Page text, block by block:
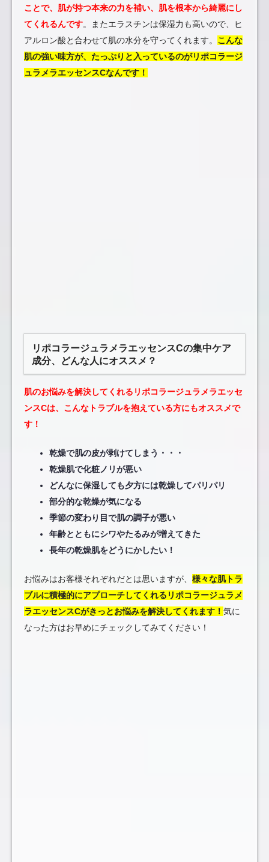
ことで、肌が持つ本来の力を補い、肌を根本から綺麗にし
てくれるんです。またエラスチンは保湿力も高いので、ヒ
アルロン酸と合わせて肌の水分を守ってくれます。 こんな
肌の強い味方が、たっぷりと入っているのがリポコラージ
ュラメラエッセンスCなんです！
リポコラージュラメラエッセンスCの集中ケア
成分、どんな人にオススメ？
肌のお悩みを解決してくれるリポコラージュラメラエッセ
ンスCは、こんなトラブルを抱えている方にもオススメで
す！
乾燥で肌の皮が剥けてしまう・・・
乾燥肌で化粧ノリが悪い
どんなに保湿しても夕方には乾燥してパリパリ
部分的な乾燥が気になる
季節の変わり目で肌の調子が悪い
年齢とともにシワやたるみが増えてきた
長年の乾燥肌をどうにかしたい！
お悩みはお客様それぞれだとは思いますが、 様々な肌トラ
ブルに積極的にアプローチしてくれるリポコラージュラメ
ラエッセンスCがきっとお悩みを解決してくれます！ 気に
なった方はお早めにチェックしてみてください！